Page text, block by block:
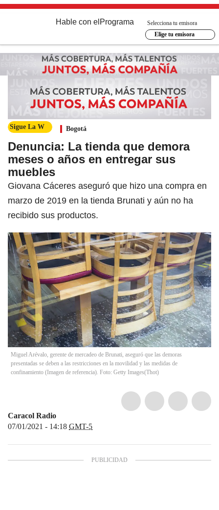
Hable con el Programa
Selecciona tu emisora
Elige tu emisora
Sigue La W Bogotá
Denuncia: La tienda que demora
meses o años en entregar sus
muebles
Giovana Cáceres aseguró que hizo una compra en
marzo de 2019 en la tienda Brunati y aún no ha
recibido sus productos.
Miguel Arévalo, gerente de mercadeo de Brunati, aseguró que las demoras
presentadas se deben a las restricciones en la movilidad y las medidas de
confinamiento (Imagen de referencia). Foto: Getty Images(Thot)
Caracol Radio
07/01/2021 - 14:18 GMT-5